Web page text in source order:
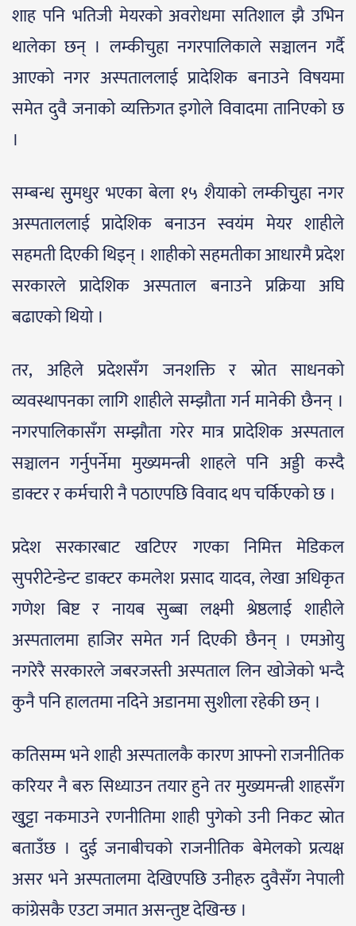
शाह पनि भतिजी मेयरको अवरोधमा सतिशाल झै उभिन
थालेका छन् । लम्कीचुहा नगरपालिकाले सञ्चालन गर्दै
आएको नगर अस्पताललाई प्रादेशिक बनाउने विषयमा
समेत दुवै जनाको व्यक्तिगत इगोले विवादमा तानिएको छ
।
सम्बन्ध सुुमधुर भएका बेला १५ शैयाको लम्कीचुुहा नगर
अस्पताललाई प्रादेशिक बनाउन स्वयंम मेयर शाहीले
सहमती दिएकी थिइन् । शाहीको सहमतीका आधारमै प्रदेश
सरकारले प्रादेशिक अस्पताल बनाउने प्रक्रिया अघि
बढाएको थियो ।
तर, अहिले प्रदेशसँग जनशक्ति र स्रोत साधनको
व्यवस्थापनका लागि शाहीले सम्झौता गर्न मानेकी छैनन् ।
नगरपालिकासँग सम्झौता गरेर मात्र प्रादेशिक अस्पताल
सञ्चालन गर्नुपर्नेमा मुख्यमन्त्री शाहले पनि अड्डी कस्दै
डाक्टर र कर्मचारी नै पठाएपछि विवाद थप चर्किएको छ ।
प्रदेश सरकारबाट खटिएर गएका निमित्त मेडिकल
सुपरीटेन्डेन्ट डाक्टर कमलेश प्रसाद यादव, लेखा अधिकृत
गणेश बिष्ट र नायब सुब्बा लक्ष्मी श्रेष्ठलाई शाहीले
अस्पतालमा हाजिर समेत गर्न दिएकी छैनन् । एमओयु
नगरेरै सरकारले जबरजस्ती अस्पताल लिन खोजेको भन्दै
कुनै पनि हालतमा नदिने अडानमा सुशीला रहेकी छन् ।
कतिसम्म भने शाही अस्पतालकै कारण आफ्नो राजनीतिक
करियर नै बरु सिध्याउन तयार हुने तर मुख्यमन्त्री शाहसँग
खुुट्टा नकमाउने रणनीतिमा शाही पुगेको उनी निकट स्रोत
बताउँछ । दुई जनाबीचको राजनीतिक बेमेलको प्रत्यक्ष
असर भने अस्पतालमा देखिएपछि उनीहरु दुवैसँग नेपाली
कांग्रेसकै एउटा जमात असन्तुष्ट देखिन्छ ।